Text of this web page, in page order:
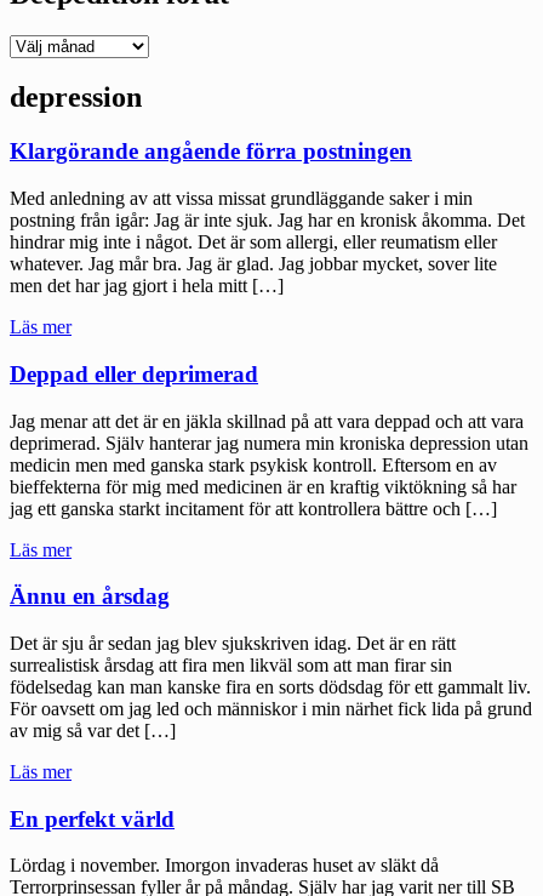
Deepedition
depression
Klargörande angående förra postningen
Med anledning av att vissa missat grundläggande saker i min
postning från igår: Jag är inte sjuk. Jag har en kronisk åkomma. Det
hindrar mig inte i något. Det är som allergi, eller reumatism eller
whatever. Jag mår bra. Jag är glad. Jag jobbar mycket, sover lite
men det har jag gjort i hela mitt […]
Läs mer"Klargörande
förra
postningen"
Deppad eller deprimerad
Jag menar att det är en jäkla skillnad på att vara deppad och att vara
deprimerad. Själv hanterar jag numera min kroniska depression utan
medicin men med ganska stark psykisk kontroll. Eftersom en av
bieffekterna för mig med medicinen är en kraftig viktökning så har
jag ett ganska starkt incitament för att kontrollera bättre och […]
Läs mer"Deppad
deprimerad"
Ännu en årsdag
Det är sju år sedan jag blev sjukskriven idag. Det är en rätt
surrealistisk årsdag att fira men likväl som att man firar sin
födelsedag kan man kanske fira en sorts dödsdag för ett gammalt liv.
För oavsett om jag led och människor i min närhet fick lida på grund
av mig så var det […]
Läs mer"Ännu
årsdag"
En perfekt värld
Lördag i november. Imorgon invaderas huset av släkt då
Terrorprinsessan fyller år på måndag. Själv har jag varit ner till SB